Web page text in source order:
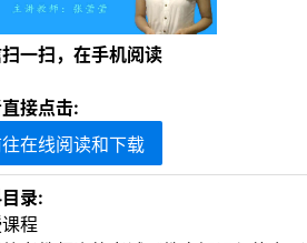
一扫，在手机阅读
接点击:
在线阅读和下载
录:
程